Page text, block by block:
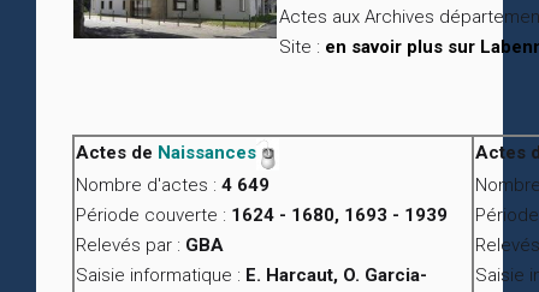
Actes aux Archives
Site : en savoir plus sur
Actes de Naissances
Nombre d'actes : 4 649
Période couverte : 1624 - 1680, 1693 - 1939
Relevés par : GBA
Saisie informatique : E. Harcaut, O. Garcia-
Actes
Saisie